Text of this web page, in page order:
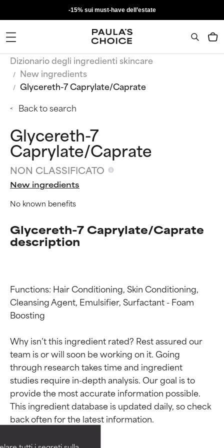
-15% sui must-have dell’estate
Dizionario degli ingredienti skincare
New ingredients
Glycereth-7 Caprylate/Caprate
Back to search
Glycereth-7
Caprylate/Caprate
NON CLASSIFICATO
New ingredients
No known benefits
Glycereth-7 Caprylate/Caprate
description
Functions: Hair Conditioning, Skin Conditioning,
Cleansing Agent, Emulsifier, Surfactant - Foam
Boosting
Why isn’t this ingredient rated? Rest assured our
team is or will soon be working on it. Going
through research takes time and ingredient
studies require in-depth analysis. Our goal is to
provide the most accurate information possible.
This ingredient database is updated daily, so check
Valutazione degli
ingredienti
Valutazione degli
ingredienti